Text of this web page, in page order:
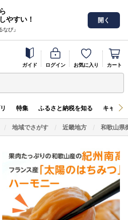
やすい！
び」
開く
ガイド ログイン お気に入り カート
特集 ふるさと納税を知る キャン
地域でさがす 近畿地方 和歌山県